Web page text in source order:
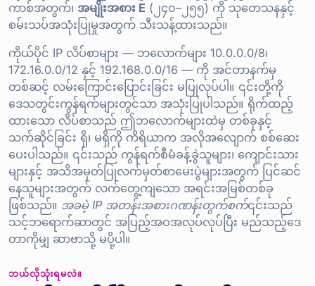
ကာစ်အတွက်၊ အမျိုးအစား E (၂၄၀–၂၅၅) ကို သုတေသနနှင့်
စမ်းသပ်အသုံးပြုမှုအတွက် သီးသန့်ထားသည်။
ကိုယ်ပိုင် IP လိပ်စာများ — ဘလောက်များ 10.0.0.0/8၊
172.16.0.0/12 နှင့် 192.168.0.0/16 — ကို အင်တာနက်မှ
တစ်ဆင့် လမ်းကြောင်းပြောင်းခြင်း မပြုလုပ်ပါ။ ၎င်းတို့ကို
ဒေသတွင်းကွန်ရက်များတွင်သာ အသုံးပြုပါသည်။ ရိုက်ထည့်
ထားသော လိပ်စာသည် ဤဘလောက်များထဲမှ တစ်ခုနှင့်
သက်ဆိုင်ခြင်း ရှိ၊ မရှိကို ကိရိယာက အလိုအလျောက် စစ်ဆေး
ပေးပါသည်။ ၎င်းသည် ကွန်ရက်စီမံခန့်ခွဲသူများ၊ ကျောင်းသား
များနှင့် အသိအမှတ်ပြုလက်မှတ်စာမေးပွဲများအတွက် ပြင်ဆင်
နေသူများအတွက် လက်တွေ့ကျသော အရင်းအမြစ်တစ်ခု
ဖြစ်သည်။ အခမဲ့ IP အတန်းအစားဂဏန်းတွက်စက်၎င်းသည်
သင့်ဘရောက်ဆာတွင် အပြည့်အဝအလုပ်လုပ်ပြီး မည်သည့်ဒေ
တာကိုမျှ ဆာဗာသို့ မပို့ပါ။
ဘယ်လိုသုံးရမလဲ။